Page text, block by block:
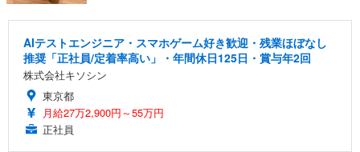
AIテストエンジニア・スマホゲーム好き歓迎・残業ほぼなし
推奨「正社員/定着率高い」・年間休日125日・賞与年2回
株式会社キソシン
東京都
月給27万2,900円～55万円
正社員